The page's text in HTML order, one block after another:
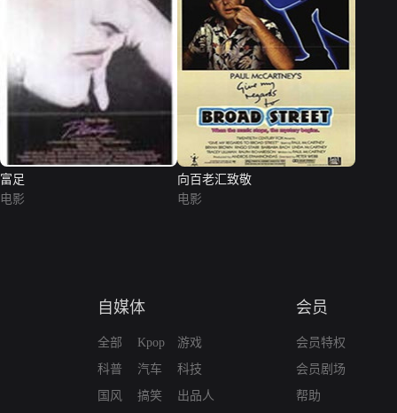
富足
电影
向百老汇致敬
电影
自媒体
全部
科普
国风
Kpop
汽车
搞笑
游戏
科技
出品人
会员
会员特权
会员剧场
帮助